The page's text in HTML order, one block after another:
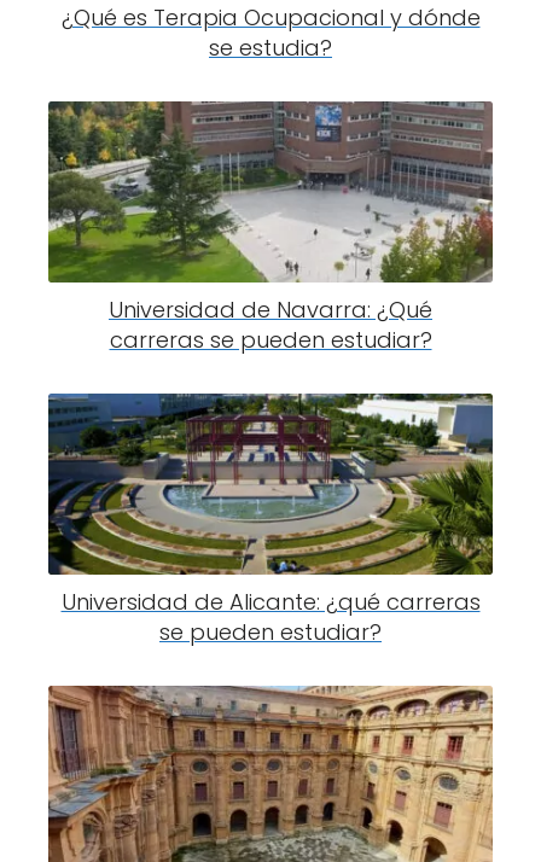
¿Qué es Terapia Ocupacional y dónde
se estudia?
Universidad de Navarra: ¿Qué
carreras se pueden estudiar?
Universidad de Alicante: ¿qué carreras
se pueden estudiar?